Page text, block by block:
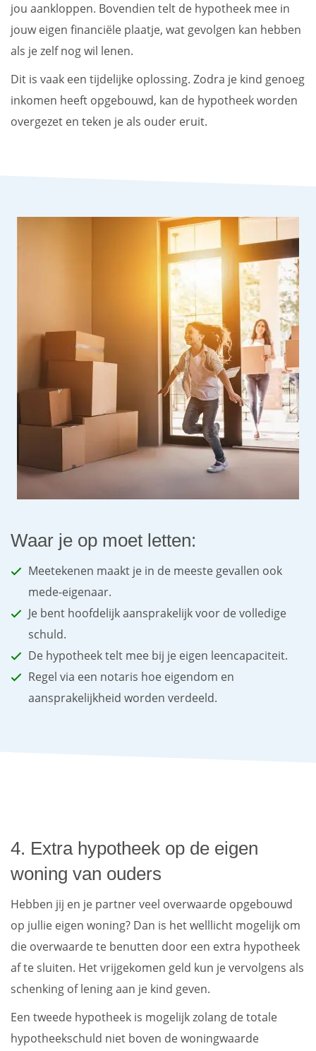
jou aankloppen. Bovendien telt de hypotheek mee in
jouw eigen financiële plaatje, wat gevolgen kan hebben
als je zelf nog wil lenen.
Dit is vaak een tijdelijke oplossing. Zodra je kind genoeg
inkomen heeft opgebouwd, kan de hypotheek worden
overgezet en teken je als ouder eruit.
Waar je op moet letten:
Meetekenen maakt je in de meeste gevallen ook
mede-eigenaar.
Je bent hoofdelijk aansprakelijk voor de volledige
schuld.
De hypotheek telt mee bij je eigen leencapaciteit.
Regel via een notaris hoe eigendom en
aansprakelijkheid worden verdeeld.
4. Extra hypotheek op de eigen
woning van ouders
Hebben jij en je partner veel overwaarde opgebouwd
op jullie eigen woning? Dan is het welllicht mogelijk om
die overwaarde te benutten door een extra hypotheek
af te sluiten. Het vrijgekomen geld kun je vervolgens als
schenking of lening aan je kind geven.
Een tweede hypotheek is mogelijk zolang de totale
hypotheekschuld niet boven de woningwaarde